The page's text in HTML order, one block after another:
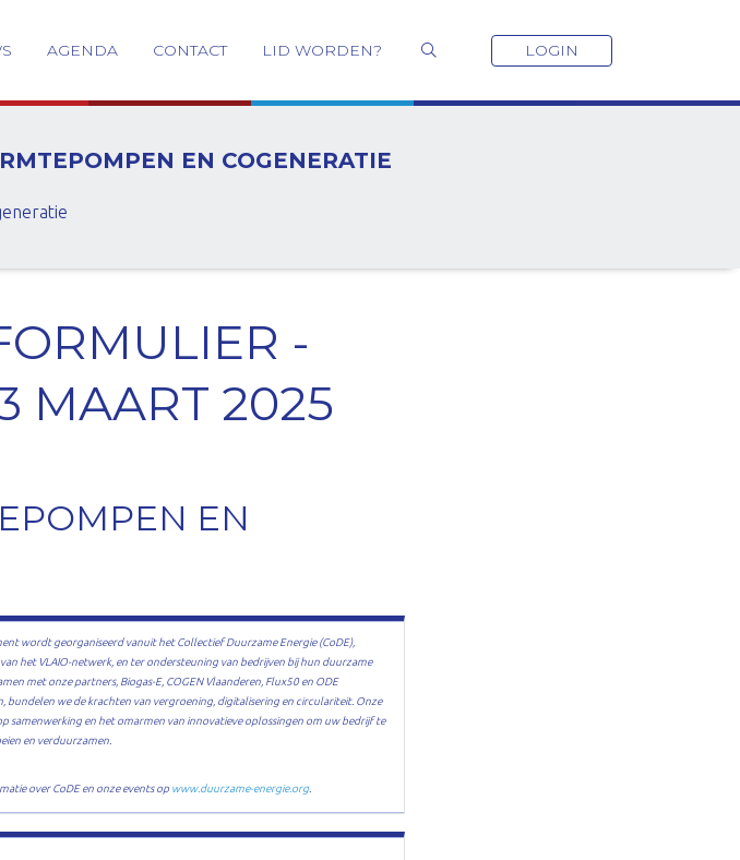
AGENDA CONTACT LID WORDEN? LOGIN
EN COGENERATIE
-
MAART 2025
EN
wordt georganiseerd vanuit het Collectief Duurzame Energie (CoDE),
het VLAIO-netwerk, en ter ondersteuning van bedrijven bij hun duurzame
met onze partners, Biogas-E, COGEN Vlaanderen, Flux50 en ODE
bundelen we de krachten van vergroening, digitalisering en circulariteit. Onze
samenwerking en het omarmen van innovatieve oplossingen om uw bedrijf te
en verduurzamen.
over CoDE en onze events op www.duurzame-energie.org